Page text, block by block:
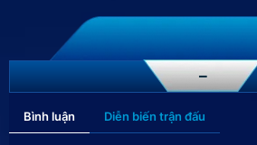
Bạn
Thông tin tòa soạn Liên
-
Bình luận Diễn biến trận đấu